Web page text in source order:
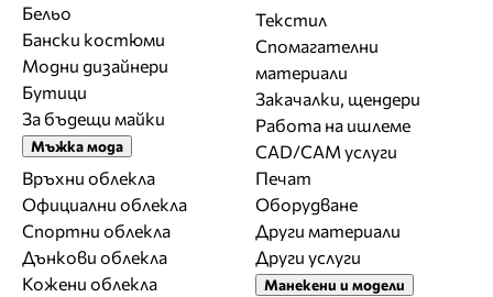
Бельо
Бански костюми
Модни дизайнери
Бутици
За бъдещи майки
Мъжка мода
Връхни облекла
Официални облекла
Спортни облекла
Дънкови облекла
Кожени облекла
Текстил
Спомагателни
материали
Закачалки, щендери
Работа на ишлеме
CAD/CAM услуги
Печат
Оборудване
Други материали
Други услуги
Манекени и модели